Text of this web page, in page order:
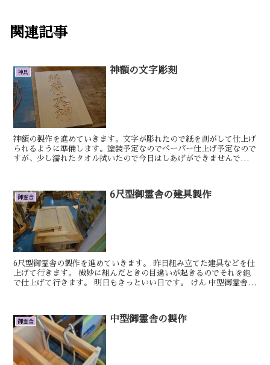
関連記事
神具 神額の文字彫刻
神額の製作を進めていきます。文字が彫れたので紙を剥がして仕上げ
られるように準備します。塗装予定なのでペーパー仕上げ予定なので
すが、少し濡れたタオル拭いたので今日はしあげができませんでし
御霊舎 6尺型御霊舎の建具製作
6尺型御霊舎の製作を進めていきます。 昨日組み立てた建具などを仕
上げて行きます。 微妙に組んだときの目違いが起きるのでそれを鉋
で仕上げて行きます。 明日もきっといい日です。 けん 中型御霊舎
御霊舎 中型御霊舎の製作